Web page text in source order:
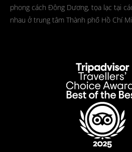
phong cách Đông Dương, tọa lạc tại
nhau ở trung tâm Thành phố Hồ Chí